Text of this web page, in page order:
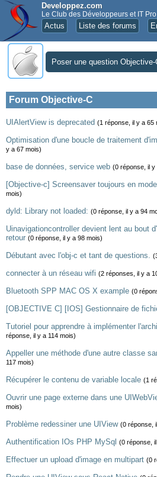
Developpez.com
Le Club des Développeurs et IT Pro
Actus Liste des forums
Poser une question Objective-
Forum Objective-C
UIAlertView is deprecated (1 réponse, il y a 65
Optimisation d'une boucle de traitement
y a 67 mois)
base de données, service web (0 réponse, il y
[Objective-c] Screensaver toujours en
mois)
dyld: Library not loaded: (0 réponse, il y a 94
Uinavigationcontroller devient lent au bout
retour (0 réponse, il y a 98 mois)
Débutant avec l'obj-c et tant de questions.
connecter à un réseau wifi (2 réponses, il y a
Bluetooth SPP MAC OS X example (0
[OBJECTIVE C] [IOS] Gestionnaire de
Tutoriel pour apprendre à implémenter
réponse, il y a 114 mois)
Appeller une méthode d'une autre classe
117 mois)
Récupérer le contenu de variable locale (1
Ouvrir une page externe dans une
mois)
Problème redessiner une UIView (0 réponse,
Authentification IOs PHP MySql (0 réponse,
Effectuer un upload d'image en multipart (0